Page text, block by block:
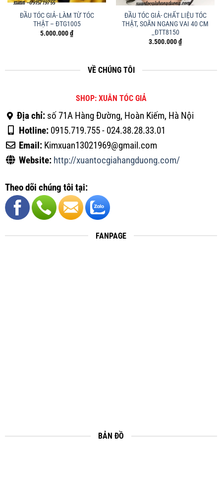
ĐẦU TÓC GIẢ- LÀM TỪ TÓC
THẬT – ĐTG1005
5.000.000₫
ĐẦU TÓC GIẢ- CHẤT LIỆU TÓC
THẬT, SOĂN NGANG VAI 40 CM
_ĐTT8150
3.500.000₫
VỀ CHÚNG TÔI
SHOP: XUÂN TÓC GIẢ
Địa chỉ:số 71A Hàng Đường, Hoàn Kiếm, Hà Nội
Hotline:0915.719.755 - 024.38.28.33.01
Email:Kimxuan13021969@gmail.com
Website: http://xuantocgiahangduong.com/
Theo dõi chúng tôi tại:
FANPAGE
BẢN ĐỒ